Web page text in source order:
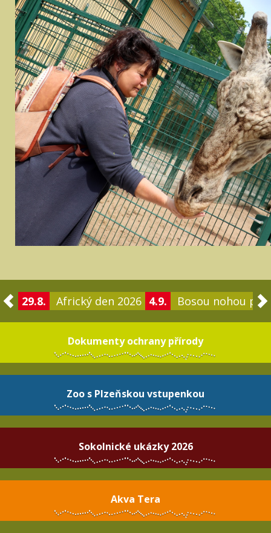
29.8. Africký den 2026 4.9. Bosou nohou po
Dokumenty ochrany přírody
Zoo s Plzeňskou vstupenkou
Sokolnické ukázky 2026
Akva Tera